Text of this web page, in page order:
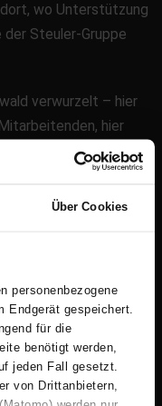
Über Cookies
personenbezogene
Endgerät gespeichert.
für die
benötigt werden,
jeden Fall gesetzt.
von Drittanbietern,
wo Unterstützung
der Steuler-Gruppe
verwurzelt – hier
hier
Mit regionalen
direkte,
So wird aus